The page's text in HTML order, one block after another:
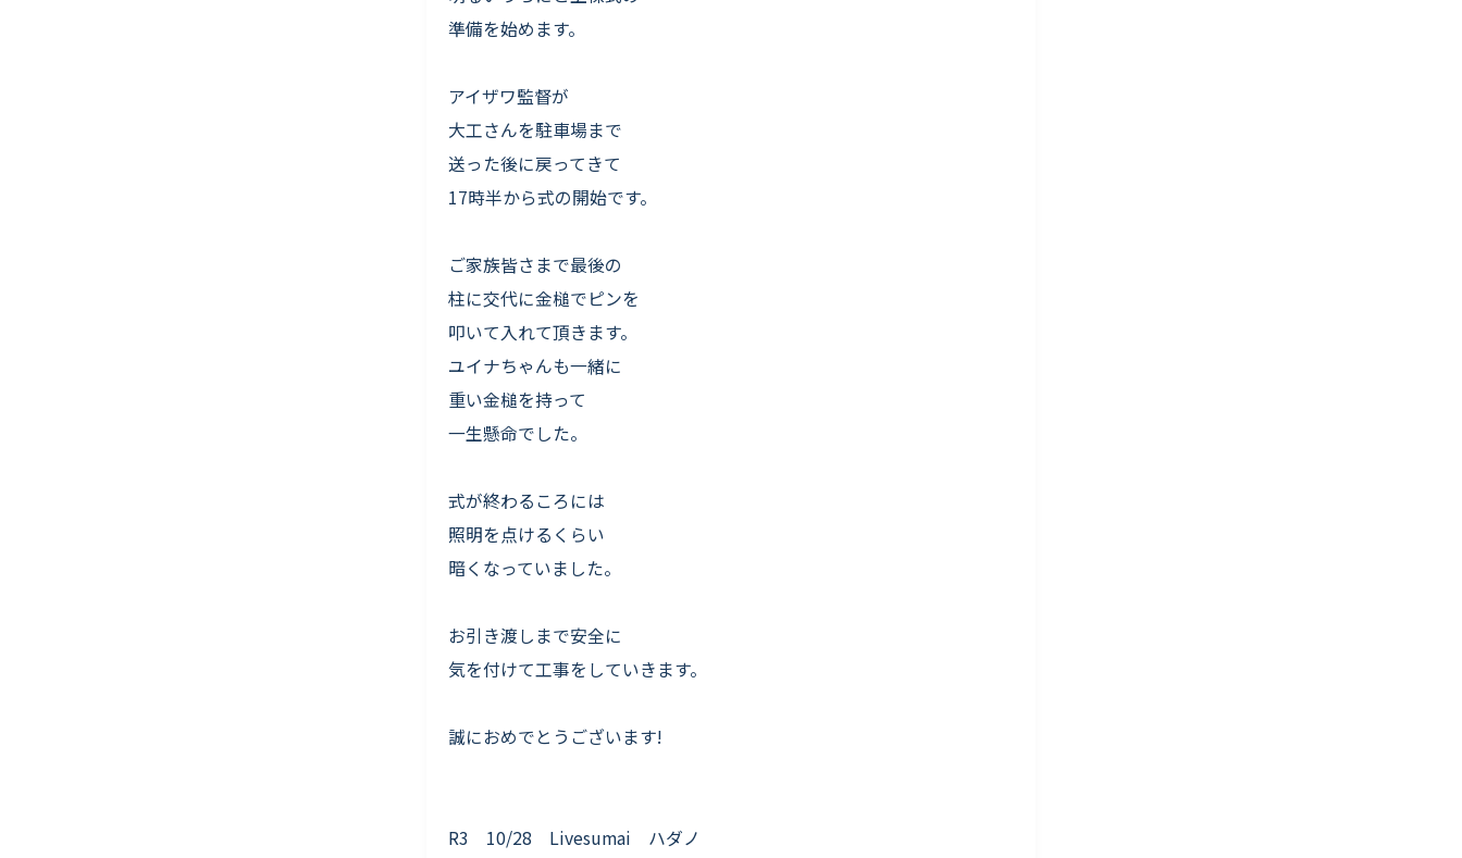
準備を始めます。
アイザワ監督が
大工さんを駐車場まで
送った後に戻ってきて
17時半から式の開始です。
ご家族皆さまで最後の
柱に交代に金槌でピンを
叩いて入れて頂きます。
ユイナちゃんも一緒に
重い金槌を持って
一生懸命でした。
式が終わるころには
照明を点けるくらい
暗くなっていました。
お引き渡しまで安全に
気を付けて工事をしていきます。
誠におめでとうございます!
R3 10/28 Livesumai ハダノ